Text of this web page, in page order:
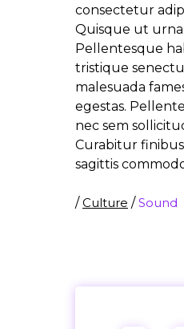
consectetur
Quisque ut urna
Pellentesque
tristique
malesuada
egestas.
nec sem
Curabitur
sagittis
/Culture /Sound